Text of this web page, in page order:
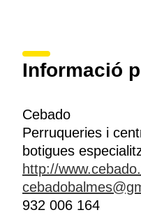
Informació
Cebado
Perruqueries i
botigues
http://
932 006 164